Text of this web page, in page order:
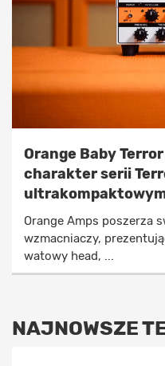
Orange Baby
charakter serii
Orange Amps poszerza
wzmacniaczy,
watowy head, ...
NAJNOWSZE